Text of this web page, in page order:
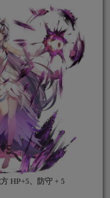
HP+5、防守 + 5